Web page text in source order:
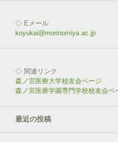
◇ Eメール
koyukai@morinomiya.ac.jp
◇ 関連リンク
森ノ宮医療大学校友会ページ
森ノ宮医療学園専門学校校友会ペ
最近の投稿